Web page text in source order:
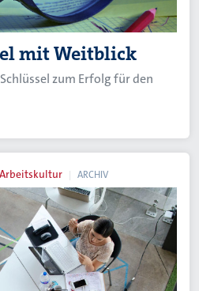
mit Weitblick
zum Erfolg für den
ARCHIV